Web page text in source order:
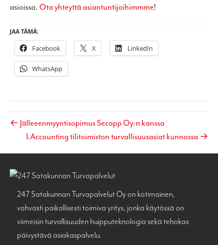
asioissa.Ota yhteyttä asiantuntijoihimmme!
JAA TÄMÄ:
Facebook X LinkedIn
WhatsApp
← Jälleeenmyyntisopimus Secapp Oy:n kanssa
1.Accounting tilitoimiston turvallisuusasiat kunnossa →
247 Satakunnan Turvapalvelut Oy on kotimainen,
vahvasti paikallisesti toimiva yritys, jonka käytössä on
viimeisin turvallisuuden huipputeknologia sekä tehokas
päivystävä asiakaspalvelu.